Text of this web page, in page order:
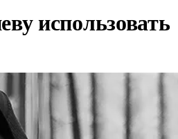
использовать